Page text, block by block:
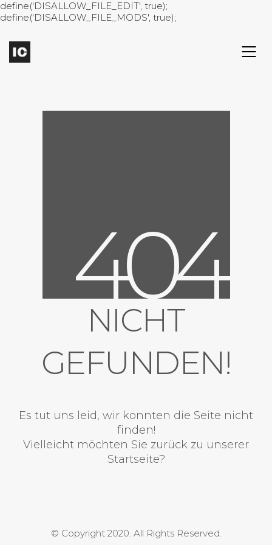
define('DISALLOW_FILE_EDIT', true);
define('DISALLOW_FILE_MODS', true);
404
NICHT
GEFUNDEN!
Es tut uns leid, wir konnten die Seite nicht
finden!
Vielleicht möchten Sie zurück zu unserer
Startseite?
© Copyright 2020. All Rights Reserved.